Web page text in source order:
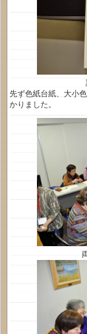
先ず色紙台紙、大小
かりました。